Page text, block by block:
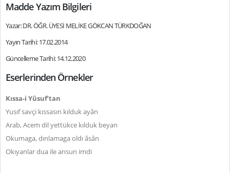
Madde Yazım Bilgileri
Yazar: DR. ÖĞR. ÜYESİ MELİKE GÖKCAN TÜRKDOĞAN
Yayın Tarihi: 17.02.2014
Güncelleme Tarihi: 14.12.2020
Eserlerinden Örnekler
Kıssa-i Yûsuf’tan
Yusıf savçi kıssasın kılduk ayân
Arab, Acem dil yettükce kılduk beyan
Okumaga, dınlamaga oldı âsân
Okıyanlar dua ile ansun imdi